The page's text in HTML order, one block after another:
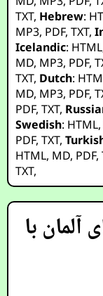
TXT, Hebrew:
MP3, PDF,TXT,
Icelandic: HTML
MD, MP3, PDF,
TXT, Dutch:
MD, MP3, PDF,
PDF,TXT,
Swedish: HTML,
PDF,TXT,
HTML, MD, PDF,
TXT,
با